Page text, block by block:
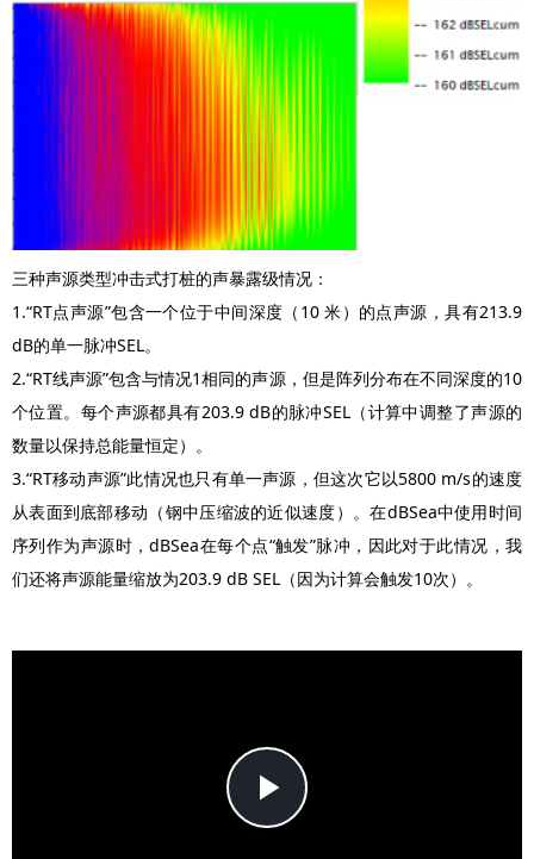
三种声源类型冲击式打桩的声暴露级情况：
1.“RT点声源”包含一个位于中间深度（10 米）的点声源，具有213.9
dB的单一脉冲SEL。
2.“RT线声源”包含与情况1相同的声源，但是阵列分布在不同深度的10
个位置。每个声源都具有203.9 dB的脉冲SEL（计算中调整了声源的
数量以保持总能量恒定）。
3.“RT移动声源”此情况也只有单一声源，但这次它以5800 m/s的速度
从表面到底部移动（钢中压缩波的近似速度）。在dBSea中使用时间
序列作为声源时，dBSea在每个点“触发”脉冲，因此对于此情况，我
们还将声源能量缩放为203.9 dB SEL（因为计算会触发10次）。
Play